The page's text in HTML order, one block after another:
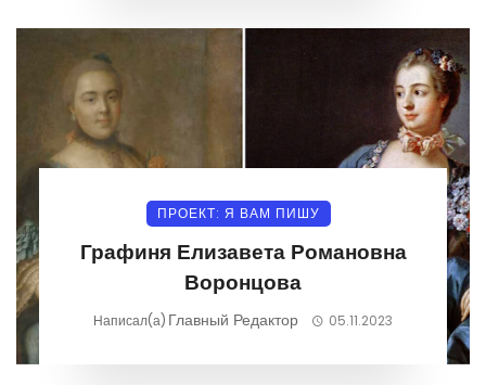
ПРОЕКТ: Я ВАМ ПИШУ
Графиня Елизавета Романовна
Воронцова
Написал(а) Главный Редактор 05.11.2023